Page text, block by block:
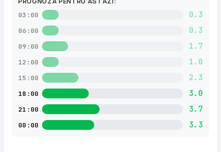
03:00 0.3
06:00 0.3
09:00 1.7
12:00 1.0
15:00 2.3
18:00 3.0
21:00 3.7
00:00 3.3